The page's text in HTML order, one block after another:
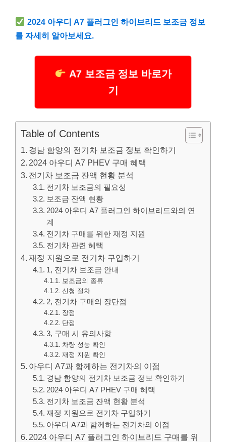
2024 아우디 A7 플러그인 하이브리드 보조금 정보
를 자세히 알아보세요.
A7 보조금 정보 바로가
기
Table of Contents
경남 함양의 전기차 보조금 정보 확인하기
2024 아우디 A7 PHEV 구매 혜택
전기차 보조금 잔액 현황 분석
전기차 보조금의 필요성
보조금 잔액 현황
2024 아우디 A7 플러그인 하이브리드와의 연
계
전기차 구매를 위한 재정 지원
전기차 관련 혜택
재정 지원으로 전기차 구입하기
1, 전기차 보조금 안내
보조금의 종류
신청 절차
2, 전기차 구매의 장단점
장점
단점
3, 구매 시 유의사항
차량 성능 확인
재정 지원 확인
아우디 A7과 함께하는 전기차의 이점
경남 함양의 전기차 보조금 정보 확인하기
2024 아우디 A7 PHEV 구매 혜택
전기차 보조금 잔액 현황 분석
재정 지원으로 전기차 구입하기
아우디 A7과 함께하는 전기차의 이점
2024 아우디 A7 플러그인 하이브리드 구매를 위